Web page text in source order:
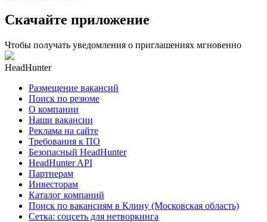
Скачайте приложение
Чтобы получать уведомления о приглашениях мгновенно
HeadHunter
Размещение вакансий
Поиск по резюме
О компании
Наши вакансии
Реклама на сайте
Требования к ПО
Безопасный HeadHunter
HeadHunter API
Партнерам
Инвесторам
Каталог компаний
Поиск по вакансиям в Клину (Московская область)
Сетка: соцсеть для нетворкинга